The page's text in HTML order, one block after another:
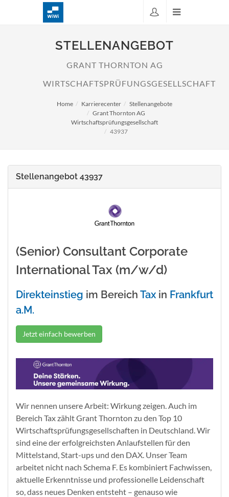
STELLENANGEBOT
GRANT THORNTON AG
WIRTSCHAFTSPRÜFUNGSGESELLSCHAFT
Home Karrierecenter
Stellenangebote
Grant Thornton AG
Wirtschaftsprüfungsgesellschaft
43937
Stellenangebot 43937
(Senior) Consultant Corporate
International Tax (m/w/d)
Direkteinstieg im Bereich Tax in Frankfurt
a.M.
Jetzt einfach bewerben
Wir nennen unsere Arbeit: Wirkung zeigen. Auch im
Bereich Tax zählt Grant Thornton zu den Top 10
Wirtschaftsprüfungsgesellschaften in Deutschland. Wir
sind eine der erfolgreichsten Anlaufstellen für den
Mittelstand, Start-ups und den DAX. Unser Team
arbeitet nicht nach Schema F. Es kombiniert Fachwissen,
aktuelle Erkenntnisse und professionelle Leidenschaft
so, dass neues Denken entsteht – genauso wie